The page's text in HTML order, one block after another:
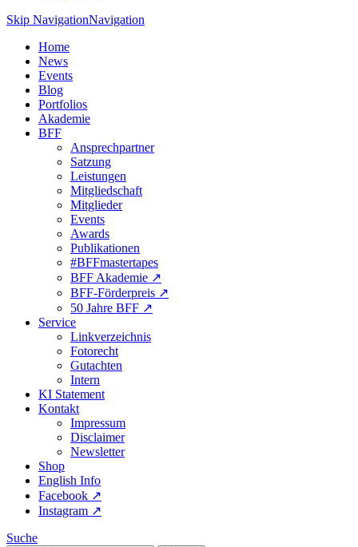
Skip NavigationNavigation
Home
News
Events
Blog
Portfolios
Akademie
BFF
Ansprechpartner
Satzung
Leistungen
Mitgliedschaft
Mitglieder
Events
Awards
Publikationen
#BFFmastertapes
BFF Akademie ↗︎
BFF-Förderpreis ↗︎
50 Jahre BFF ↗︎
Service
Linkverzeichnis
Fotorecht
Gutachten
Intern
KI Statement
Kontakt
Impressum
Disclaimer
Newsletter
Shop
English Info
Facebook ↗︎
Instagram ↗︎
Suche